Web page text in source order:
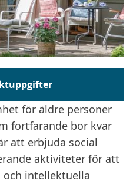
för äldre personer
fortfarande bor kvar
att erbjuda social
aktiviteter för att
och intellektuella